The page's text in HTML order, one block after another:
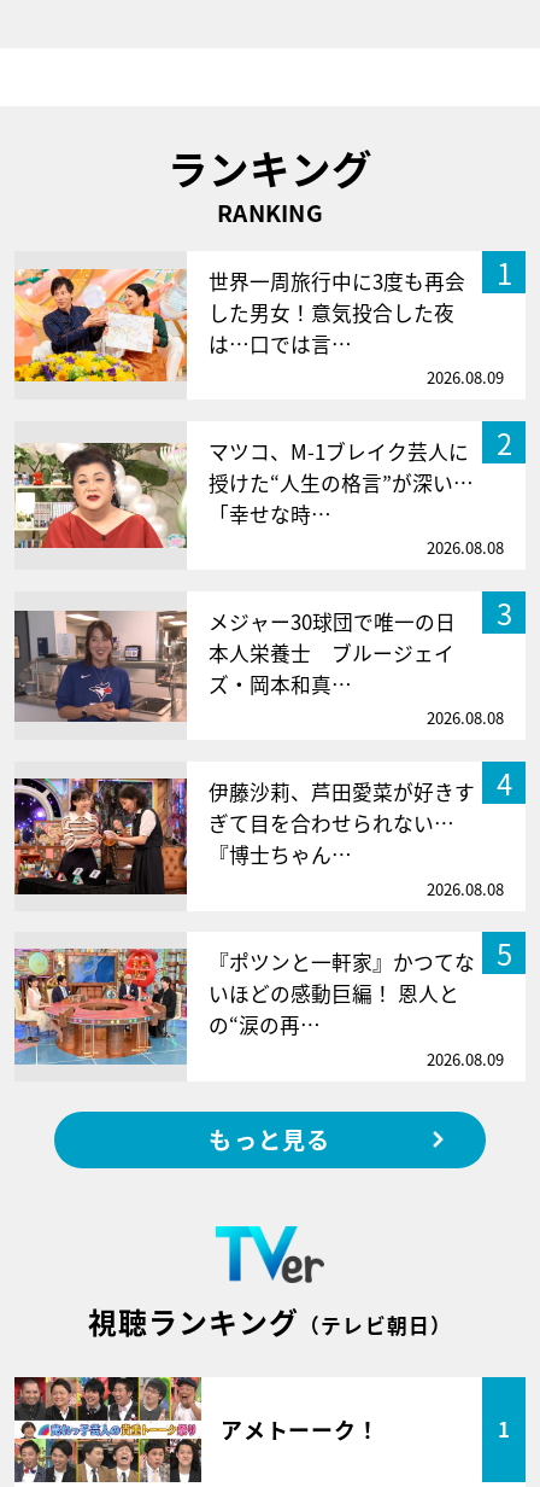
ランキング
RANKING
1
世界一周旅行中に3度も再会
した男女！意気投合した夜
は…口では言…
2026.08.09
2
マツコ、M-1ブレイク芸人に
授けた“人生の格言”が深い…
「幸せな時…
2026.08.08
3
メジャー30球団で唯一の日
本人栄養士 ブルージェイ
ズ・岡本和真…
2026.08.08
4
伊藤沙莉、芦田愛菜が好きす
ぎて目を合わせられない…
『博士ちゃん…
2026.08.08
5
『ポツンと一軒家』かつてな
いほどの感動巨編！ 恩人と
の“涙の再…
2026.08.09
もっと見る
視聴ランキング （テレビ朝日）
アメトーーク！ 1